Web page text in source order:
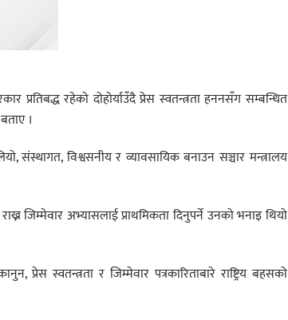
प्रतिबद्ध रहेको दोहोर्याउँदै प्रेस स्वतन्त्रता हननसँग सम्बन्धित
।
विश्वसनीय र व्यावसायिक बनाउन सञ्चार मन्त्रालय
जिम्मेवार अभ्यासलाई प्राथमिकता दिनुपर्ने उनको भनाइ थियो
प्रेस स्वतन्त्रता र जिम्मेवार पत्रकारिताबारे राष्ट्रिय बहसको